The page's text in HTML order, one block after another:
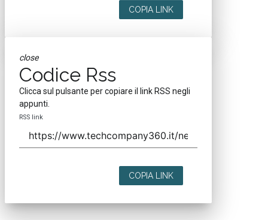
COPIA LINK
close
Codice Rss
Clicca sul pulsante per copiare il link RSS negli
appunti.
RSS link
COPIA LINK